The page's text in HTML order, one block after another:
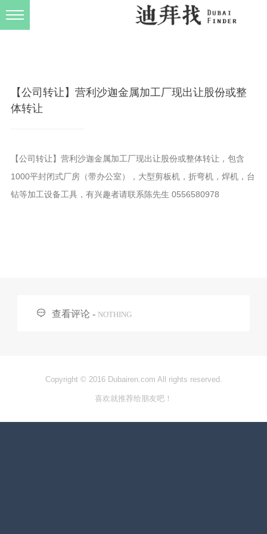
【公司转让】营利沙迦金属加工厂现出让股份或整
体转让
【公司转让】营利沙迦金属加工厂现出让股份或整体转让，包含
1000平封闭式厂房（带办公室），大型剪板机，折弯机，焊机，台
钻等加工设备工具，有兴趣者请联系陈先生 0556580978
 查看评论 - NOTHING
Copyright © 2016 Dubairen.com All rights reserved.
喜欢就推荐给朋友吧！